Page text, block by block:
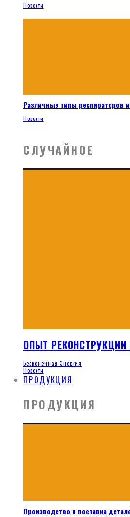
Новости
Различные типы респираторов
Новости
СЛУЧАЙНОЕ
ОПЫТ
Бесконечная Энергия
Новости
ПРОДУКЦИЯ
ПРОДУКЦИЯ
Производство и поставка